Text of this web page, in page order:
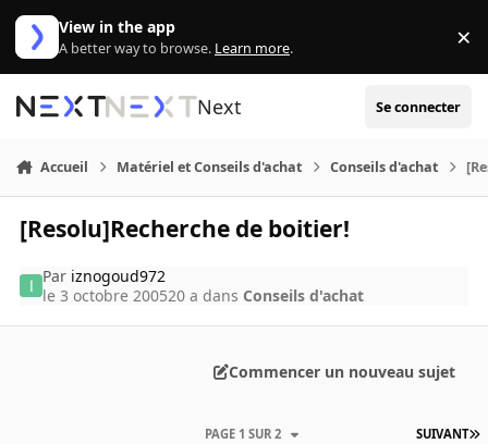
Aller au contenu
View in the app
A better way to browse. Learn more. ×
Next Se connecter
Accueil Matériel et Conseils d'achat Conseils d'achat
[Resolu]Recherche de boitier!
Par iznogoud972
le 3 octobre 200520 a dans Conseils d'achat
Commencer un nouveau sujet
SUIVANT
PAGE 1 SUR 2